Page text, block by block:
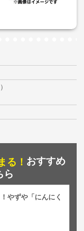
る！ おすすめ
ら
やずや「にんにく